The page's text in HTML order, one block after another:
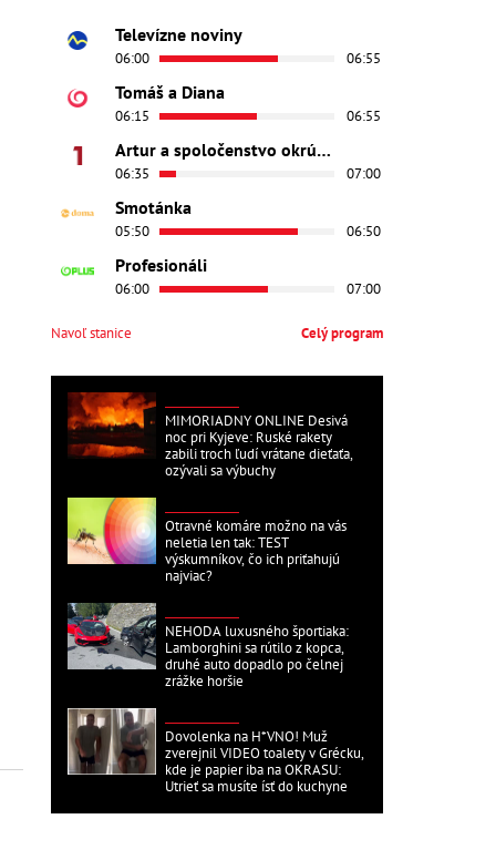
Televízne noviny
06:00 06:55
Tomáš a Diana
06:15 06:55
Artur a spoločenstvo okrúhleho stola - Princezná Ginevra
06:35 07:00
Smotánka
05:50 06:50
Profesionáli
06:00 07:00
Navoľ stanice Celý program
MIMORIADNY ONLINE Desivá
noc pri Kyjeve: Ruské rakety
zabili troch ľudí vrátane dieťaťa,
ozývali sa výbuchy
Otravné komáre možno na vás
neletia len tak: TEST
výskumníkov, čo ich priťahujú
najviac?
NEHODA luxusného športiaka:
Lamborghini sa rútilo z kopca,
druhé auto dopadlo po čelnej
zrážke horšie
Dovolenka na H*VNO! Muž
zverejnil VIDEO toalety v Grécku,
kde je papier iba na OKRASU:
Utrieť sa musíte ísť do kuchyne